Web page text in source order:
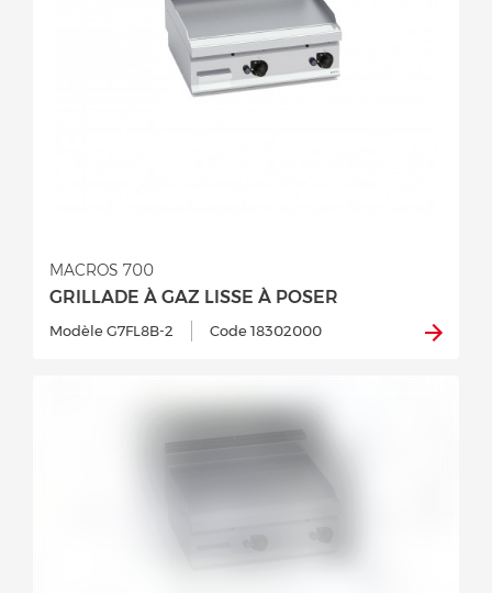
GRILLADE À GAZ LISSE À POSER
MACROS 700
Modèle G7FL8B-2 Code 18302000